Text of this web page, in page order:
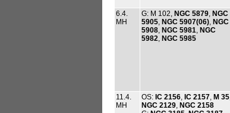
6.4.
MH
G: M 102, NGC 5879 NGC
5905 NGC 5907(06) NGC
5908 NGC 5981 NGC
5982 NGC 5985
11.4.
MH
OS: IC 2156 IC 2157 M 35
NGC 2129 NGC 2158